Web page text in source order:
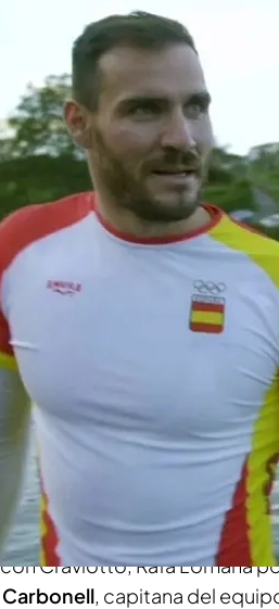
de medallas
Londres, 1 bronce en Río y
hombre tranquilo que
a la meta, un deportista
piragüista Saúl Craviotto
en la primera entrega
propia que estrena Be Mad
22.30 horas
y que
por Mediaset España en
el esfuerzo, la
de alto nivel en sus
Craviotto, Rafa Lomana
Carbonell, capitana del